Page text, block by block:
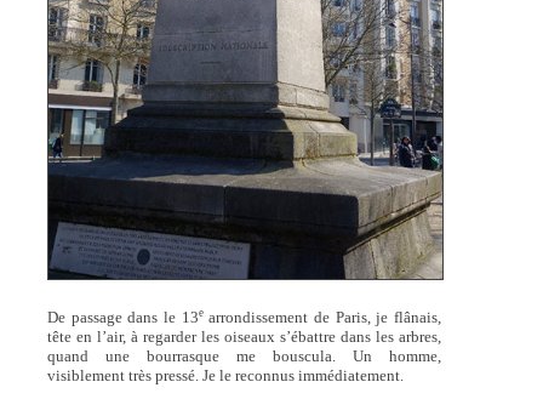
De passage dans le 13earrondissement de Paris, je flânais,
tête en l’air, à regarder les oiseaux s’ébattre dans les arbres,
quand une bourrasque me bouscula. Un homme,
visiblement très pressé. Je le reconnus immédiatement.